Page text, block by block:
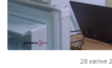
28 квітня